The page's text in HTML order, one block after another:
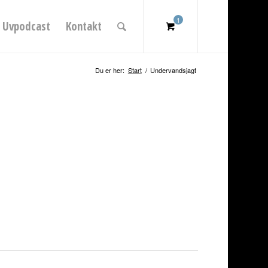
Uvpodcast Kontakt 1
Du er her: Start / Undervandsjagt